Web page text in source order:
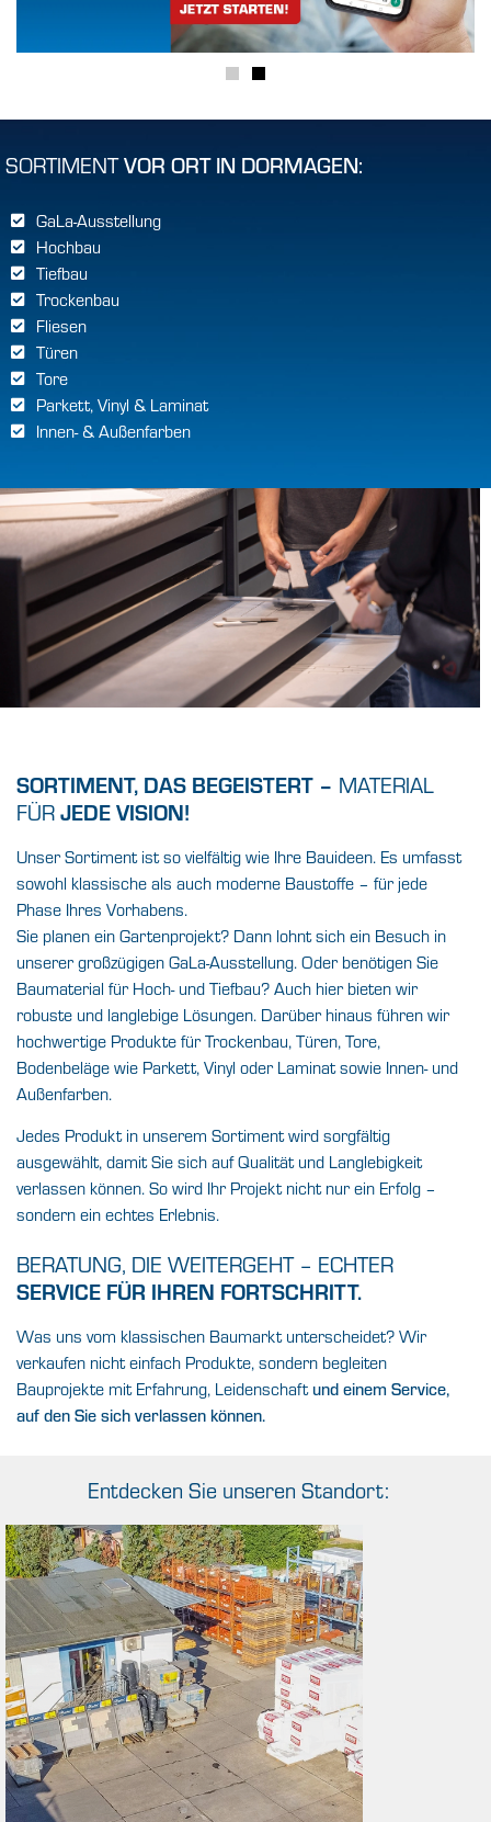
SORTIMENTVOR ORT IN DORMAGEN:
GaLa-Ausstellung
Hochbau
Tiefbau
Trockenbau
Fliesen
Türen
Tore
Parkett, Vinyl & Laminat
Innen- & Außenfarben
SORTIMENT, DAS BEGEISTERT – MATERIAL
FÜR JEDE VISION!
Unser Sortiment ist so vielfältig wie Ihre Bauideen. Es umfasst
sowohl klassische als auch moderne Baustoffe – für jede
Phase Ihres Vorhabens.
Sie planen ein Gartenprojekt? Dann lohnt sich ein Besuch in
unserer großzügigen GaLa-Ausstellung. Oder benötigen Sie
Baumaterial für Hoch- und Tiefbau? Auch hier bieten wir
robuste und langlebige Lösungen. Darüber hinaus führen wir
hochwertige Produkte für Trockenbau, Türen, Tore,
Bodenbeläge wie Parkett, Vinyl oder Laminat sowie Innen- und
Außenfarben.
Jedes Produkt in unserem Sortiment wird sorgfältig
ausgewählt, damit Sie sich auf Qualität und Langlebigkeit
verlassen können. So wird Ihr Projekt nicht nur ein Erfolg –
sondern ein echtes Erlebnis.
BERATUNG, DIE WEITERGEHT – ECHTER
SERVICE FÜR IHREN FORTSCHRITT.
Was uns vom klassischen Baumarkt unterscheidet? Wir
verkaufen nicht einfach Produkte, sondern begleiten
Bauprojekte mit Erfahrung, Leidenschaft und einem Service,
auf den Sie sich verlassen können.
Entdecken Sie unseren Standort: